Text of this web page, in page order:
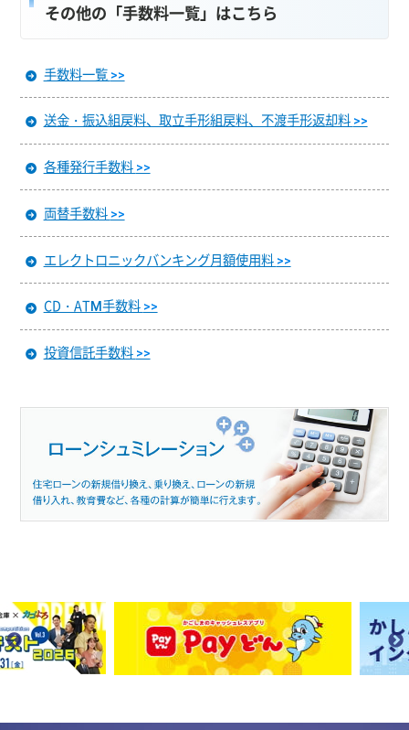
その他の「手数料一覧」はこちら
手数料一覧>>
送金・振込組戻料、取立手形組戻料、不渡手形返却料>>
各種発行手数料>>
両替手数料>>
エレクトロニックバンキング月額使用料>>
CD・ATM手数料>>
投資信託手数料>>